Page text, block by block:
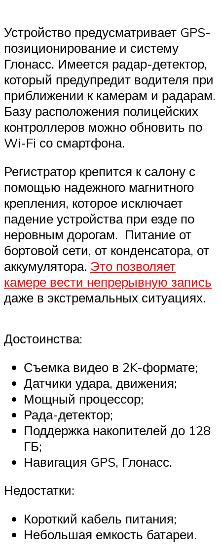
Устройство предусматривает GPS-
позиционирование и систему
Глонасс. Имеется радар-детектор,
который предупредит водителя при
приближении к камерам и радарам.
Базу расположения полицейских
контроллеров можно обновить по
Wi-Fi со смартфона.
Регистратор крепится к салону с
помощью надежного магнитного
крепления, которое исключает
падение устройства при езде по
неровным дорогам. Питание от
бортовой сети, от конденсатора, от
аккумулятора. Это позволяет
камере вести непрерывную запись
даже в экстремальных ситуациях.
Достоинства:
Съемка видео в 2K-формате;
Датчики удара, движения;
Мощный процессор;
Рада-детектор;
Поддержка накопителей до 128
ГБ;
Навигация GPS, Глонасс.
Недостатки:
Короткий кабель питания;
Небольшая емкость батареи.